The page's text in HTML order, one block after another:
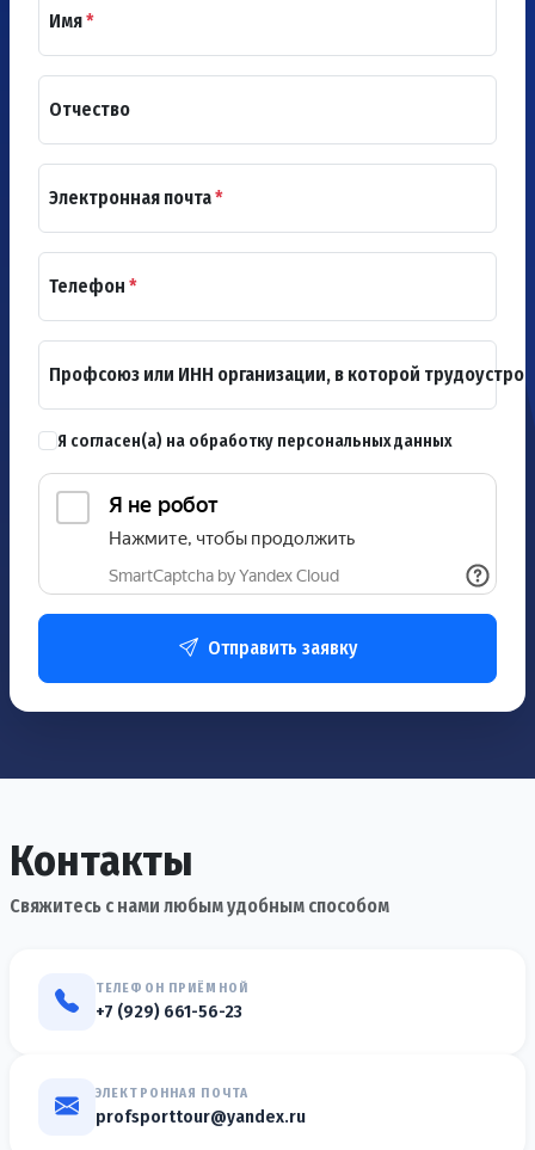
Имя*
Отчество
Электронная почта*
Телефон *
Профсоюз или ИНН организации, в которой
Я согласен(а) на обработку персональных данных
Отправить заявку
Контакты
Свяжитесь с нами любым удобным способом
ТЕЛЕФОН ПРИЁМНОЙ
+7 (929) 661-56-23
ЭЛЕКТРОННАЯ ПОЧТА
profsporttour@yandex.ru